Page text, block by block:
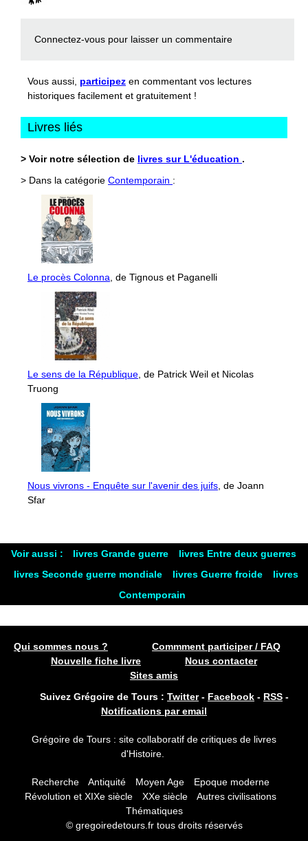
Connectez-vous pour laisser un commentaire
Vous aussi, participez en commentant vos lectures
historiques facilement et gratuitement !
Livres liés
> Voir notre sélection de livres sur L'éducation .
> Dans la catégorie Contemporain :
Le procès Colonna, de Tignous et Paganelli
Le sens de la République, de Patrick Weil et Nicolas
Truong
Nous vivrons - Enquête sur l'avenir des juifs, de Joann
Sfar
Voir aussi : livres Grande guerre
livres Entre deux guerres
livres Seconde guerre mondiale
livres Guerre froide
livres
Contemporain
Qui sommes nous ?
Commment participer / FAQ
Nouvelle fiche livre
Nous contacter
Sites amis
Suivez Grégoire de Tours : Twitter- Facebook - RSS -
Notifications par email
Grégoire de Tours : site collaboratif de critiques de livres
d'Histoire.
Recherche Antiquité Moyen Age
Epoque moderne
Révolution et XIXe siècle
XXe siècle
Autres civilisations
Thématiques
© gregoiredetours.fr tous droits réservés